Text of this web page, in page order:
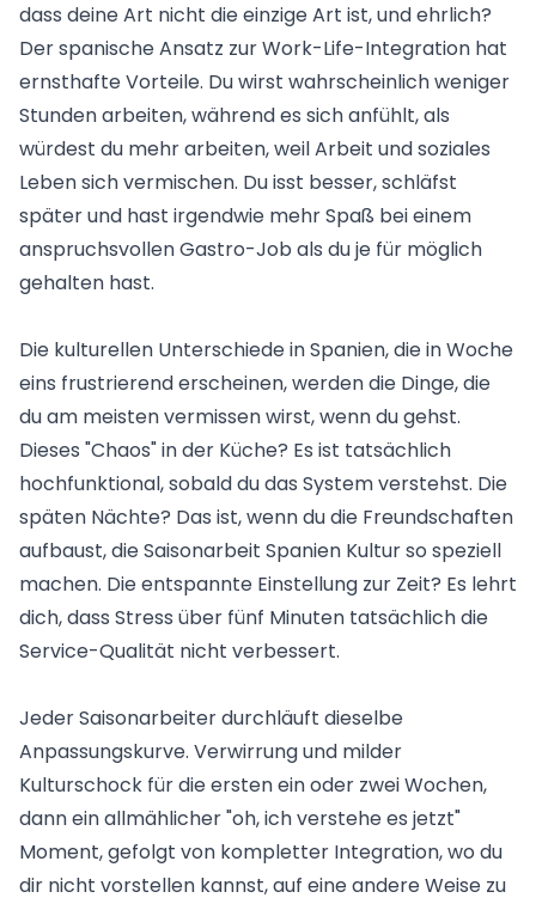
dass deine Art nicht die einzige Art ist, und ehrlich?
Der spanische Ansatz zur Work-Life-Integration hat
ernsthafte Vorteile. Du wirst wahrscheinlich weniger
Stunden arbeiten, während es sich anfühlt, als
würdest du mehr arbeiten, weil Arbeit und soziales
Leben sich vermischen. Du isst besser, schläfst
später und hast irgendwie mehr Spaß bei einem
anspruchsvollen Gastro-Job als du je für möglich
gehalten hast.
Die kulturellen Unterschiede in Spanien, die in Woche
eins frustrierend erscheinen, werden die Dinge, die
du am meisten vermissen wirst, wenn du gehst.
Dieses "Chaos" in der Küche? Es ist tatsächlich
hochfunktional, sobald du das System verstehst. Die
späten Nächte? Das ist, wenn du die Freundschaften
aufbaust, die Saisonarbeit Spanien Kultur so speziell
machen. Die entspannte Einstellung zur Zeit? Es lehrt
dich, dass Stress über fünf Minuten tatsächlich die
Service-Qualität nicht verbessert.
Jeder Saisonarbeiter durchläuft dieselbe
Anpassungskurve. Verwirrung und milder
Kulturschock für die ersten ein oder zwei Wochen,
dann ein allmählicher "oh, ich verstehe es jetzt"
Moment, gefolgt von kompletter Integration, wo du
dir nicht vorstellen kannst, auf eine andere Weise zu